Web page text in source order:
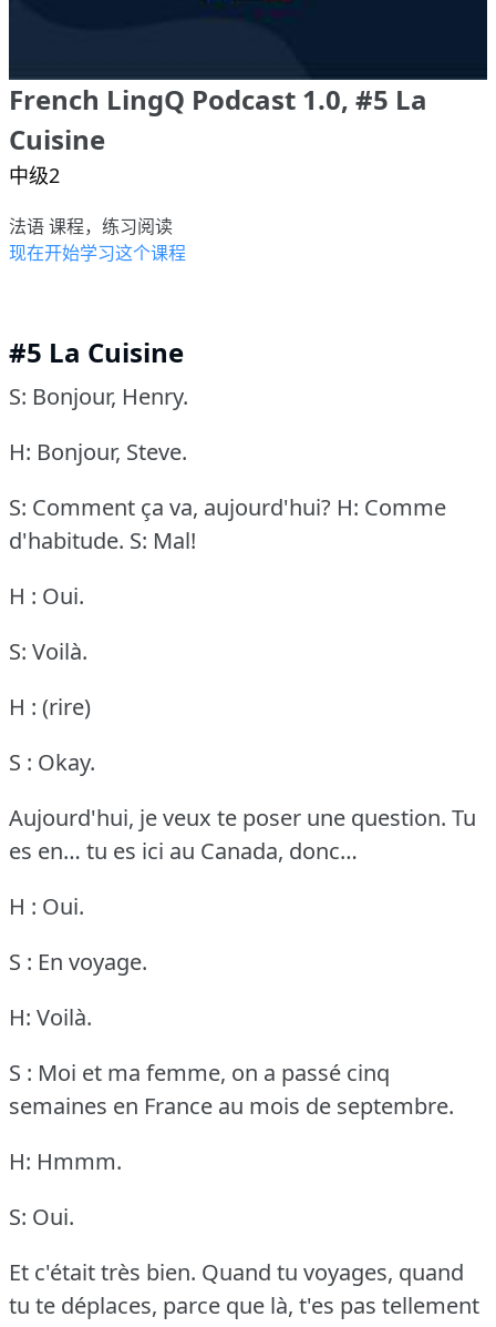
French LingQ Podcast 1.0, #5 La
Cuisine
中级2
法语 课程，练习阅读
现在开始学习这个课程
#5 La Cuisine
S: Bonjour, Henry.
H: Bonjour, Steve.
S: Comment ça va, aujourd'hui? H: Comme
d'habitude. S: Mal!
H : Oui.
S: Voilà.
H : (rire)
S : Okay.
Aujourd'hui, je veux te poser une question. Tu
es en… tu es ici au Canada, donc…
H : Oui.
S : En voyage.
H: Voilà.
S : Moi et ma femme, on a passé cinq
semaines en France au mois de septembre.
H: Hmmm.
S: Oui.
Et c'était très bien. Quand tu voyages, quand
tu te déplaces, parce que là, t'es pas tellement